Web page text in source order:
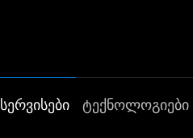
სერვისები ტექნოლოგიები